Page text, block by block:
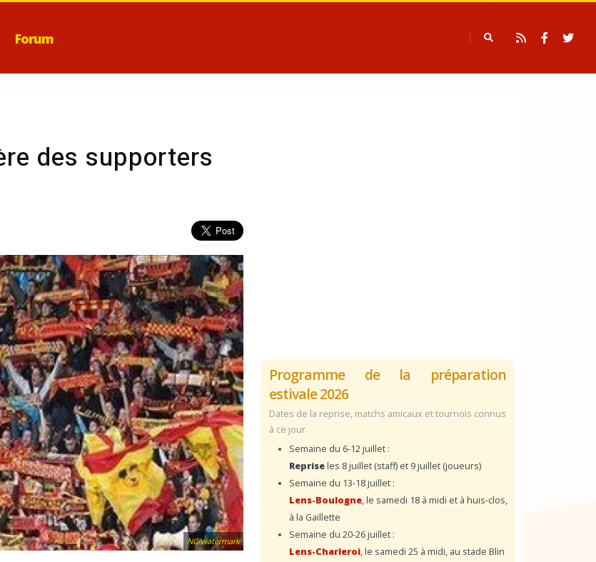
Forum
des supporters
NC/watermark
Programme de la préparation
estivale 2026
Dates de la reprise, matchs amicaux et tournois connus
à ce jour.
Semaine du 6-12 juillet :
Repriseles 8 juillet (staff) et 9 juillet (joueurs)
Semaine du 13-18 juillet :
Lens-Boulogne, le samedi 18 à midi et à huis-clos,
à la Gaillette
Semaine du 20-26 juillet :
Lens-Charleroi, le samedi 25 à midi, au stade Blin